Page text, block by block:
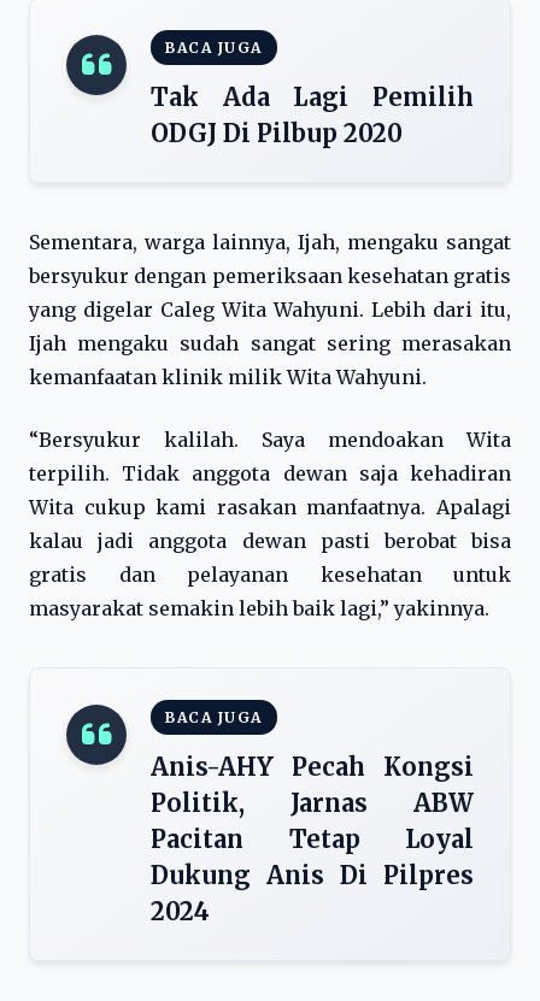
BACA JUGA
Tak Ada Lagi Pemilih
ODGJ Di Pilbup 2020
Sementara, warga lainnya, Ijah, mengaku sangat
bersyukur dengan pemeriksaan kesehatan gratis
yang digelar Caleg Wita Wahyuni. Lebih dari itu,
Ijah mengaku sudah sangat sering merasakan
kemanfaatan klinik milik Wita Wahyuni.
“Bersyukur kalilah. Saya mendoakan Wita
terpilih. Tidak anggota dewan saja kehadiran
Wita cukup kami rasakan manfaatnya. Apalagi
kalau jadi anggota dewan pasti berobat bisa
gratis dan pelayanan kesehatan untuk
masyarakat semakin lebih baik lagi,” yakinnya.
BACA JUGA
Anis-AHY Pecah Kongsi
Politik, Jarnas ABW
Pacitan Tetap Loyal
Dukung Anis Di Pilpres
2024